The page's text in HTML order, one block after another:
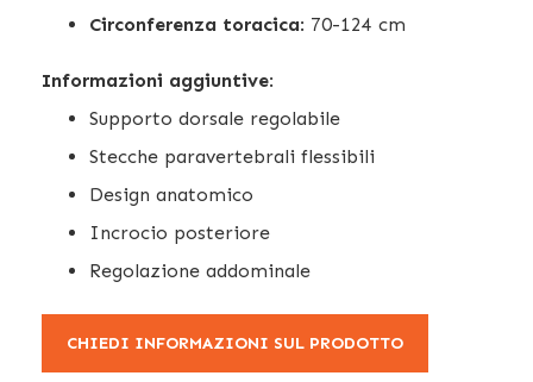
Circonferenza toracica: 70-124 cm
Informazioni aggiuntive:
Supporto dorsale regolabile
Stecche paravertebrali flessibili
Design anatomico
Incrocio posteriore
Regolazione addominale
CHIEDI INFORMAZIONI SUL PRODOTTO